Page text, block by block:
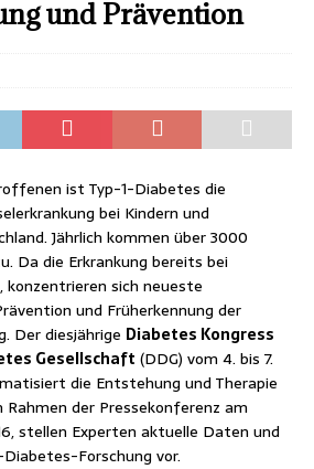
und Prävention
ist Typ-1-Diabetes die
bei Kindern und
Jährlich kommen über 3000
Da die Erkrankung bereits bei
konzentrieren sich neueste
und Früherkennung der
Der diesjährige Diabetes Kongress
Gesellschaft (DDG) vom 4. bis 7.
die Entstehung und Therapie
Rahmen der Pressekonferenz am
stellen Experten aktuelle Daten und
Forschung vor.